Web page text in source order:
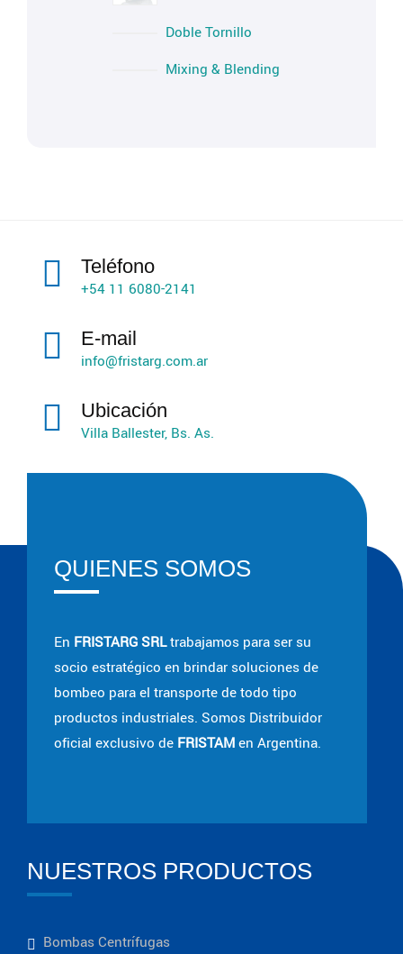
Doble Tornillo
Mixing & Blending
Teléfono
+54 11 6080-2141
E-mail
info@fristarg.com.ar
Ubicación
Villa Ballester, Bs. As.
QUIENES SOMOS
En FRISTARG SRLtrabajamos para ser su
socio estratégico en brindar soluciones de
bombeo para el transporte de todo tipo
productos industriales. Somos Distribuidor
oficial exclusivo de FRISTAMen Argentina.
NUESTROS PRODUCTOS
Bombas Centrífugas